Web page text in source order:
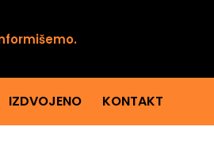
IZDVOJENO KONTAKT